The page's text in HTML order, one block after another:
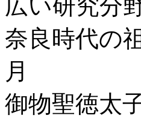
広い研究
奈良時代の
月
御物聖徳太